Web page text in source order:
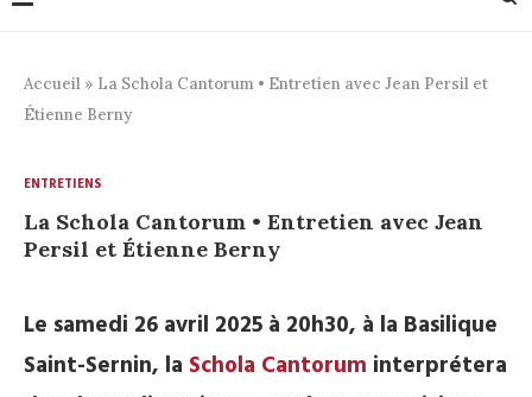
Accueil » La Schola Cantorum • Entretien avec Jean Persil et
Étienne Berny
ENTRETIENS
La Schola Cantorum • Entretien avec Jean
Persil et Étienne Berny
Le samedi 26 avril 2025 à 20h30, à la Basilique
Saint-Sernin, la Schola Cantorum interprétera